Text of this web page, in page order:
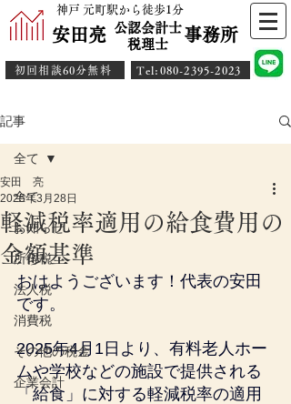
神戸 元町駅から徒歩1分
安田亮 事務所
公認会計士
​税理士
初回相談60分無料 ​Tel:080-2395-2023
記事
全て
お知らせ
所得税
法人税
消費税
その他の税金
企業会計
全て
軽減税率適用の給食費用の
金額基準
安田 亮
2025年3月28日
おはようございます！代表の安田
です。
2025年4月1日より、有料老人ホー
ムや学校などの施設で提供される
「給食」に対する軽減税率の適用